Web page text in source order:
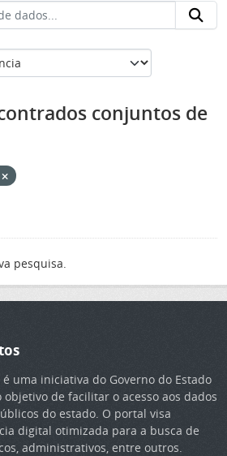
conjuntos de
pesquisa.
uma iniciativa do Governo do Estado
de facilitar o acesso aos dados
do estado. O portal visa
digital otimizada para a busca de
administrativos, entre outros.